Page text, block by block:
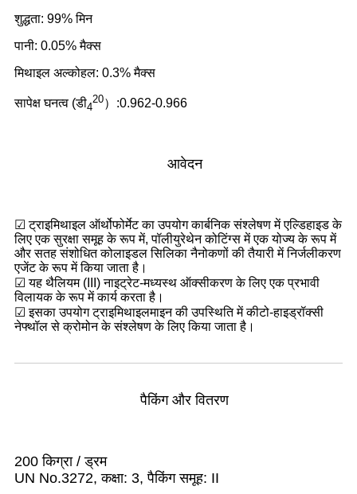
शुद्धता: 99% मिन
पानी: 0.05% मैक्स
मिथाइल अल्कोहल: 0.3% मैक्स
सापेक्ष घनत्व (डी4
20）:0.962-0.966
आवेदन
☑ ट्राइमिथाइल ऑर्थोफोर्मेट का उपयोग कार्बनिक संश्लेषण में एल्डिहाइड के
लिए एक सुरक्षा समूह के रूप में, पॉलीयुरेथेन कोटिंग्स में एक योज्य के रूप में
और सतह संशोधित कोलाइडल सिलिका नैनोकणों की तैयारी में निर्जलीकरण
एजेंट के रूप में किया जाता है।
☑ यह थैलियम (III) नाइट्रेट-मध्यस्थ ऑक्सीकरण के लिए एक प्रभावी
विलायक के रूप में कार्य करता है।
☑ इसका उपयोग ट्राइमिथाइलमाइन की उपस्थिति में कीटो-हाइड्रॉक्सी
नेफ्थॉल से क्रोमोन के संश्लेषण के लिए किया जाता है।
पैकिंग और वितरण
200 किग्रा / ड्रम
UN No.3272, कक्षा: 3, पैकिंग समूह: II